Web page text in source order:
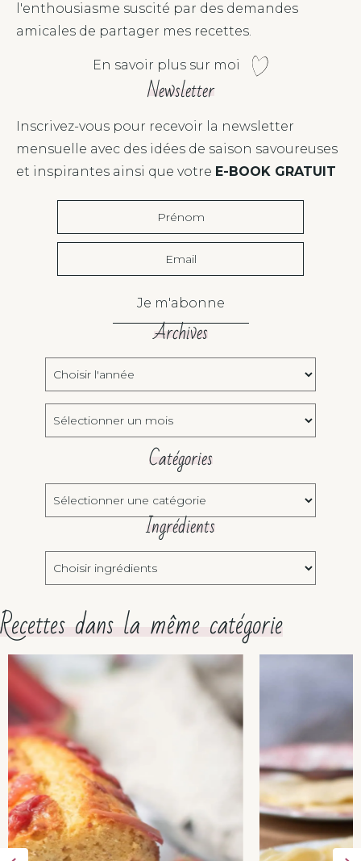
l'enthousiasme suscité par des demandes
amicales de partager mes recettes.
En savoir plus sur moi
Newsletter
Inscrivez-vous pour recevoir la newsletter
mensuelle avec des idées de saison savoureuses
et inspirantes ainsi que votre E-BOOK GRATUIT
Je m'abonne
Archives
Catégories
Ingrédients
ingrédients
Recettes dans la même catégorie